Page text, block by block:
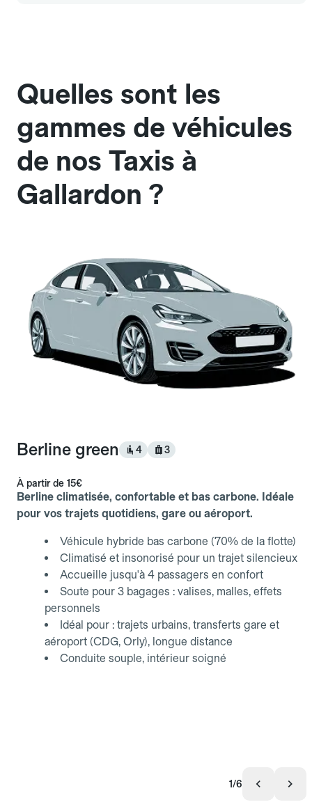
Quelles sont les
gammes de véhicules
de nos Taxis à
Gallardon ?
Berline green 4 3
À partir de 15€
Berline climatisée, confortable et bas carbone. Idéale
pour vos trajets quotidiens, gare ou aéroport.
Véhicule hybride bas carbone (70% de la flotte)
Climatisé et insonorisé pour un trajet silencieux
Accueille jusqu'à 4 passagers en confort
Soute pour 3 bagages : valises, malles, effets
personnels
Idéal pour : trajets urbains, transferts gare et
aéroport (CDG, Orly), longue distance
Conduite souple, intérieur soigné
1/6